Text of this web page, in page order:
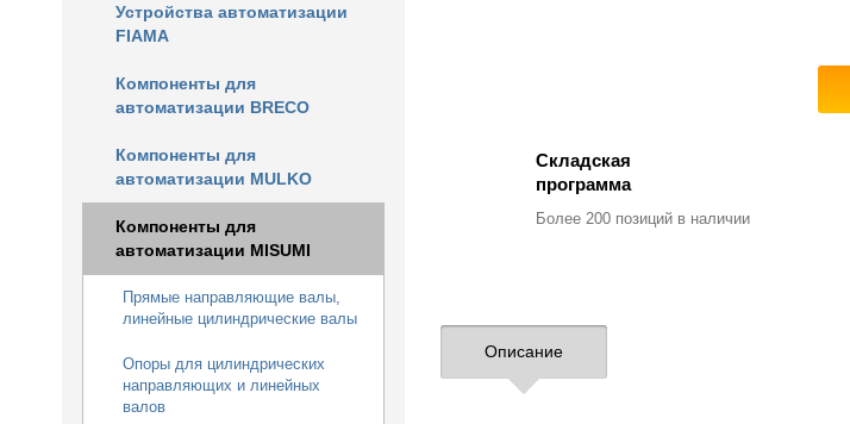
Устройства автоматизации
FIAMA
Компоненты для
автоматизации BRECO
Компоненты для
автоматизации MULKO
Компоненты для
автоматизации MISUMI
Прямые направляющие валы,
линейные цилиндрические валы
Опоры для цилиндрических
направляющих и линейных
валов
Складская
программа
Более 200 позицийв наличии
Описание